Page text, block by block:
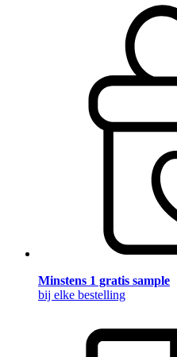
Minstens 1 gratis sample
bij elke bestelling